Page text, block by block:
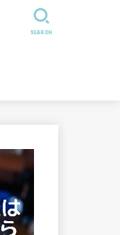
SEARCH